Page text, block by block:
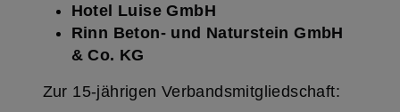
Hotel Luise GmbH
Rinn Beton- und Naturstein GmbH
& Co. KG
Zur 15-jährigen Verbandsmitgliedschaft: